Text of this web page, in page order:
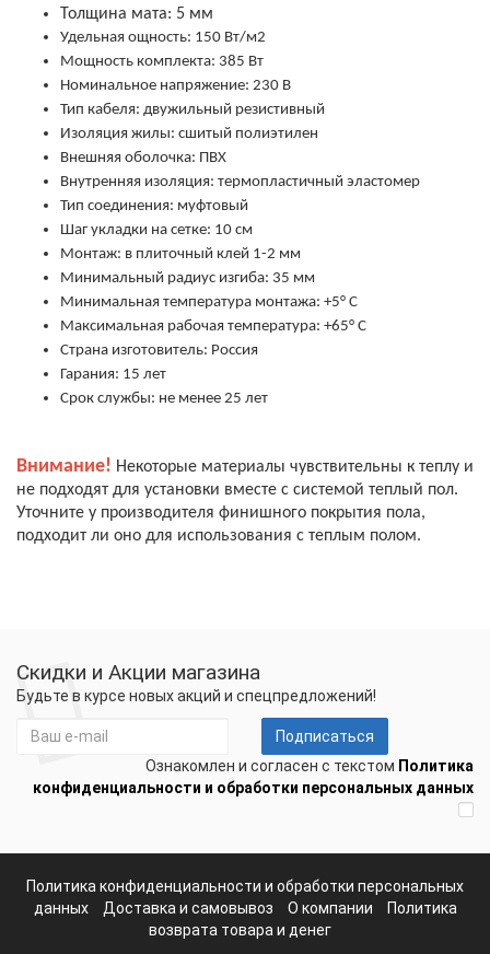
Толщина мата: 5 мм
Удельная ощность: 150 Вт/м2
Мощность комплекта: 385 Вт
Номинальное напряжение: 230 В
Тип кабеля: двужильный резистивный
Изоляция жилы: сшитый полиэтилен
Внешняя оболочка: ПВХ
Внутренняя изоляция: термопластичный эластомер
Тип соединения: муфтовый
Шаг укладки на сетке: 10 см
Монтаж: в плиточный клей 1-2 мм
Минимальный радиус изгиба: 35 мм
Минимальная температура монтажа: +5° С
Максимальная рабочая температура: +65° С
Страна изготовитель: Россия
Гарания: 15 лет
Срок службы: не менее 25 лет
Внимание! Некоторые материалы чувствительны к теплу и
не подходят для установки вместе с системой теплый пол.
Уточните у производителя финишного покрытия пола,
подходит ли оно для использования с теплым полом.
Скидки и Акции магазина
Будьте в курсе новых акций и спецпредложений!
Подписаться
Ознакомлен и согласен с текстом Политика
конфиденциальности и обработки персональных данных
Политика конфиденциальности и обработки персональных
данных
Доставка и самовывоз О компании
Политика
возврата товара и денег